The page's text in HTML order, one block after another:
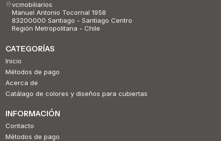
vcmobiliarios
Manuel Antonio Tocornal 1958
83200000 Santiago - Santiago Centro
Región Metropolitana - Chile
CATEGORÍAS
Inicio
Métodos de pago
Acerca de
Catálago de colores y diseños para cubiertas
INFORMACIÓN
Contacto
Métodos de pago